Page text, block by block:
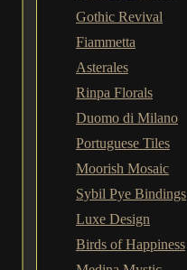
Gothic Revival
Fiammetta
Asterales
Rinpa Florals
Duomo di Milano
Portuguese Tiles
Moorish Mosaic
Sybil Pye Bindings
Luxe Design
Birds of Happiness